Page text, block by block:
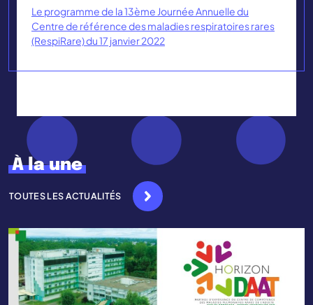
Le programme de la 13ème Journée Annuelle du
Centre de référence des maladies respiratoires rares
(RespiRare) du 17 janvier 2022
À la une
TOUTES LES ACTUALITÉS